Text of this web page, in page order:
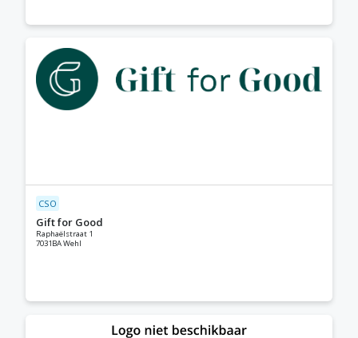
CSO
Gift for Good
Raphaëlstraat 1
7031BA Wehl